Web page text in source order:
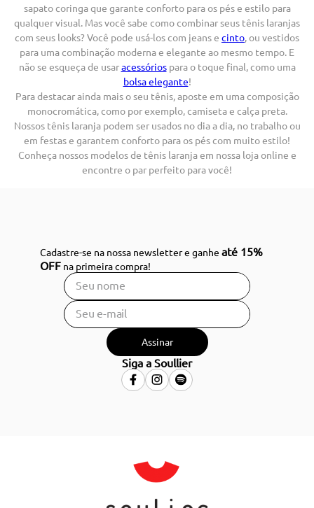
sapato coringa que garante conforto para os pés e estilo para
qualquer visual. Mas você sabe como combinar seus tênis laranjas
com seus looks? Você pode usá-los com jeans e cinto, ou vestidos
para uma combinação moderna e elegante ao mesmo tempo. E
não se esqueça de usaracessóriospara o toque final, como uma
bolsa elegante!
Para destacar ainda mais o seu tênis, aposte em uma composição
monocromática, como por exemplo, camiseta e calça preta.
Nossos tênis laranja podem ser usados no dia a dia, no trabalho ou
em festas e garantem conforto para os pés com muito estilo!
Conheça nossos modelos de tênis laranja em nossa loja online e
encontre o par perfeito para você!
Cadastre-se na nossa newsletter e ganheaté 15%
OFF na primeira compra!
Assinar
Siga a Soullier